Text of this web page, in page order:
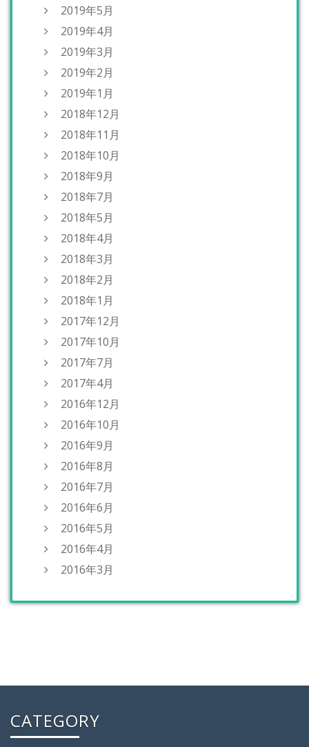
2019年5月
2019年4月
2019年3月
2019年2月
2019年1月
2018年12月
2018年11月
2018年10月
2018年9月
2018年7月
2018年5月
2018年4月
2018年3月
2018年2月
2018年1月
2017年12月
2017年10月
2017年7月
2017年4月
2016年12月
2016年10月
2016年9月
2016年8月
2016年7月
2016年6月
2016年5月
2016年4月
2016年3月
CATEGORY